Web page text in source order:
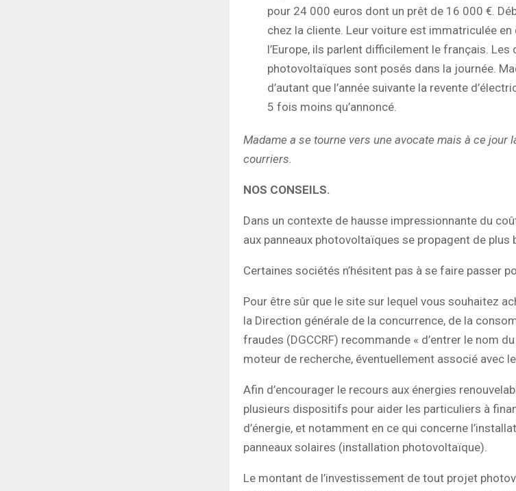
pour 24 000 euros dont un prêt de 16 000 €.
chez la cliente. Leur voiture est immatriculée en
l’Europe, ils parlent difficilement le français. Les
photovoltaïques sont posés dans la journée.
d’autant que l’année suivante la revente
5 fois moins qu’annoncé.
Madame a se tourne vers une avocate mais à ce jour
courriers.
NOS CONSEILS.
Dans un contexte de hausse impressionnante du
aux panneaux photovoltaïques se propagent de plus
Certaines sociétés n’hésitent pas à se faire passer
Pour être sûr que le site sur lequel vous souhaitez
la Direction générale de la concurrence, de la
fraudes (DGCCRF) recommande « d’entrer le nom
moteur de recherche, éventuellement associé avec
Afin d’encourager le recours aux énergies
plusieurs dispositifs pour aider les particuliers à
d’énergie, et notamment en ce qui concerne
panneaux solaires (installation photovoltaïque).
Le montant de l’investissement de tout projet